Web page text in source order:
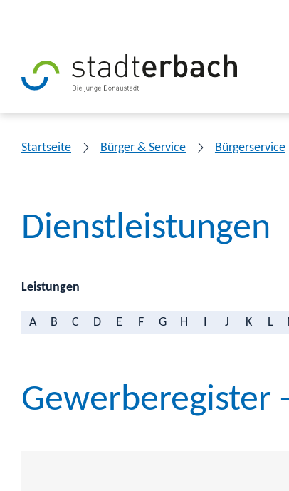
Startseite Bürger & Service Bürgerservice
Dienstleistungen
Leistungen
A B C D E F G H J K L
Gewerberegister